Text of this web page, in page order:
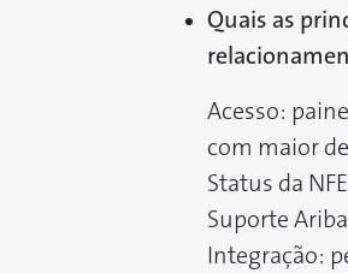
Quais as
Acesso:
com maior
Status da
Suporte
Integração: